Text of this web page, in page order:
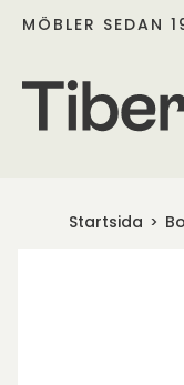
MÖBLER SEDAN
Startsida